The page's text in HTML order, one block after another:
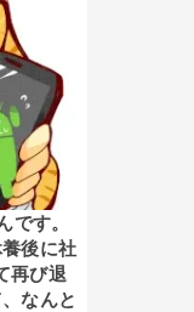
です。
後に社
再び退
なんと